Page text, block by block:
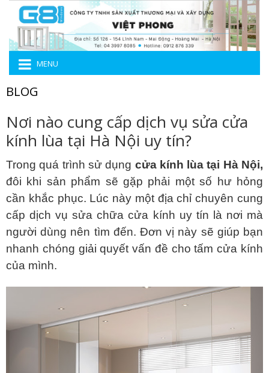
MENU
BLOG
Nơi nào cung cấp dịch vụ sửa cửa
kính lùa tại Hà Nội uy tín?
Trong quá trình sử dụng cửa kính lùa tại Hà Nội,
đôi khi sản phẩm sẽ gặp phải một số hư hỏng
cần khắc phục. Lúc này một địa chỉ chuyên cung
cấp dịch vụ sửa chữa cửa kính uy tín là nơi mà
người dùng nên tìm đến. Đơn vị này sẽ giúp bạn
nhanh chóng giải quyết vấn đề cho tấm cửa kính
của mình.